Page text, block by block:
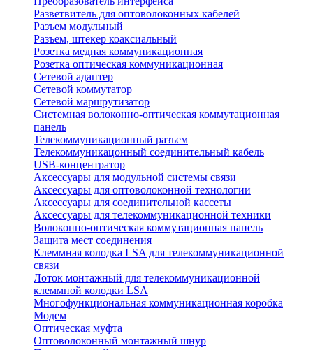
Разветвитель для оптоволоконных кабелей
Разъем модульный
Разъем, штекер коаксиальный
Розетка медная коммуникационная
Розетка оптическая коммуникационная
Сетевой адаптер
Сетевой коммутатор
Сетевой маршрутизатор
Системная волоконно-оптическая коммутационная
панель
Телекоммуникационный разъем
Телекоммуникацонный соединительный кабель
USB-концентратор
Аксессуары для модульной системы связи
Аксессуары для оптоволоконной технологии
Аксессуары для соединительной кассеты
Аксессуары для телекоммуникационной техники
Волоконно-оптическая коммутационная панель
Защита мест соединения
Клеммная колодка LSA для телекоммуникационной
связи
Лоток монтажный для телекоммуникационной
клеммной колодки LSA
Многофункциональная коммуникационная коробка
Модем
Оптическая муфта
Оптоволоконный монтажный шнур